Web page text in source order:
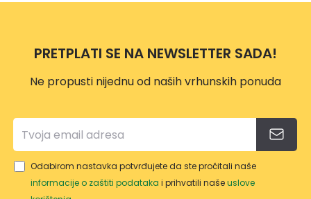
LET
(5,1-
KW)
W
PRETPLATI SE NA NEWSLETTER SADA!
Ne propusti nijednu od naših vrhunskih ponuda
Odabirom nastavka potvrđujete da ste pročitali naše
informacije o zaštiti podataka i prihvatili našeuslove